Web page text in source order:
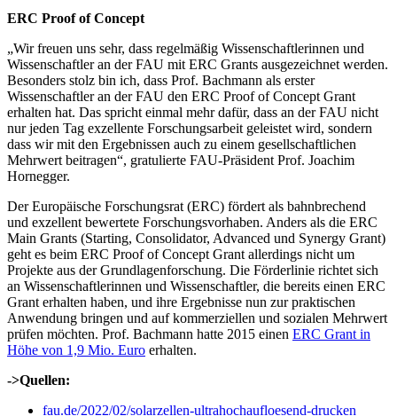
ERC Proof of Concept
„Wir freuen uns sehr, dass regelmäßig Wissenschaftlerinnen und
Wissenschaftler an der FAU mit ERC Grants ausgezeichnet werden.
Besonders stolz bin ich, dass Prof. Bachmann als erster
Wissenschaftler an der FAU den ERC Proof of Concept Grant
erhalten hat. Das spricht einmal mehr dafür, dass an der FAU nicht
nur jeden Tag exzellente Forschungsarbeit geleistet wird, sondern
dass wir mit den Ergebnissen auch zu einem gesellschaftlichen
Mehrwert beitragen“, gratulierte FAU-Präsident Prof. Joachim
Hornegger.
Der Europäische Forschungsrat (ERC) fördert als bahnbrechend
und exzellent bewertete Forschungsvorhaben. Anders als die ERC
Main Grants (Starting, Consolidator, Advanced und Synergy Grant)
geht es beim ERC Proof of Concept Grant allerdings nicht um
Projekte aus der Grundlagenforschung. Die Förderlinie richtet sich
an Wissenschaftlerinnen und Wissenschaftler, die bereits einen ERC
Grant erhalten haben, und ihre Ergebnisse nun zur praktischen
Anwendung bringen und auf kommerziellen und sozialen Mehrwert
prüfen möchten. Prof. Bachmann hatte 2015 einen ERC Grant in
Höhe von 1,9 Mio. Euro erhalten.
->Quellen:
fau.de/2022/02/solarzellen-ultrahochaufloesend-drucken